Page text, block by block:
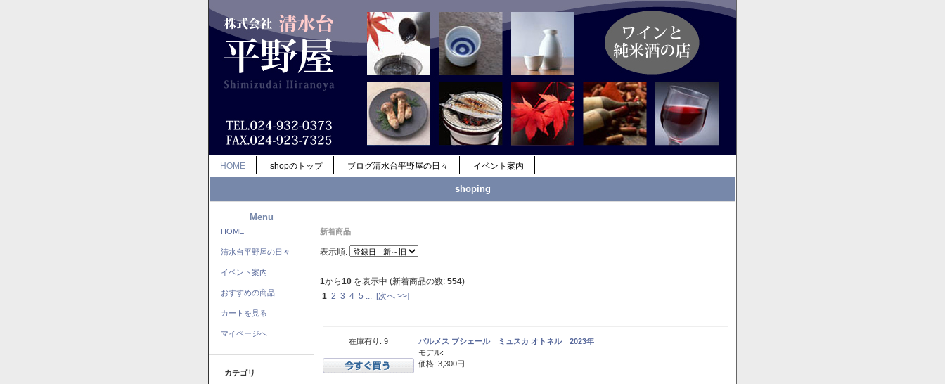
HOME shopのトップ ブログ清水台平野屋の日々 イベント案内
shoping
Menu
HOME
清水台平野屋の日々
イベント案内
おすすめの商品
カートを見る
マイページへ
カテゴリ
新着商品
表示順:
1から10 を表示中 (新着商品の数: 554)
1 2 3 4 5 [次へ >>]
在庫有り: 9
バルメス ブシェール ミュスカ オトネル 2023年
モデル:
価格: 3,300円